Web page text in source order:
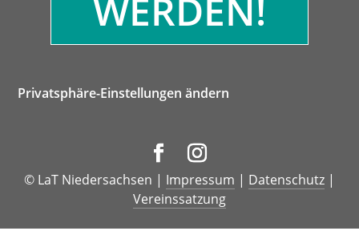
WERDEN!
Privatsphäre-Einstellungen ändern
© LaT Niedersachsen | Impressum | Datenschutz |
Vereinssatzung